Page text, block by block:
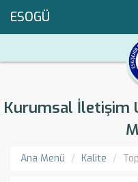
ESOGÜ
Kurumsal İletişim
Ana Menü Kalite